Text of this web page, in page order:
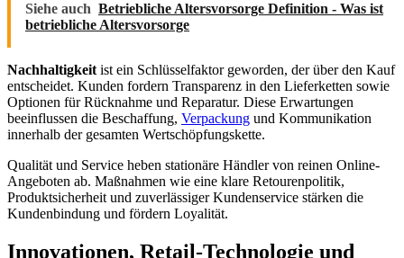
Siehe auch Betriebliche Altersvorsorge Definition - Was ist
betriebliche Altersvorsorge
Nachhaltigkeit ist ein Schlüsselfaktor geworden, der über den Kauf
entscheidet. Kunden fordern Transparenz in den Lieferketten sowie
Optionen für Rücknahme und Reparatur. Diese Erwartungen
beeinflussen die Beschaffung, Verpackung und Kommunikation
innerhalb der gesamten Wertschöpfungskette.
Qualität und Service heben stationäre Händler von reinen Online-
Angeboten ab. Maßnahmen wie eine klare Retourenpolitik,
Produktsicherheit und zuverlässiger Kundenservice stärken die
Kundenbindung und fördern Loyalität.
Innovationen, Retail-Technologie und